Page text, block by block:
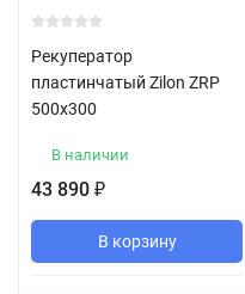
Рекуператор
пластинчатый Zilon ZRP
500x300
В наличии
43 890 ₽
В корзину